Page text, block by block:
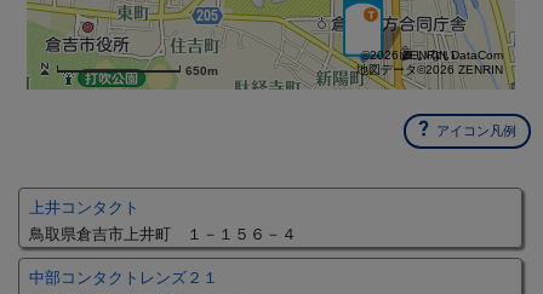
650m
©2026 ZENRIN DataCom
地図データ©2026 ZENRIN
アイコン凡例
上井コンタクト
鳥取県倉吉市上井町 １－１５６－４
中部コンタクトレンズ２１